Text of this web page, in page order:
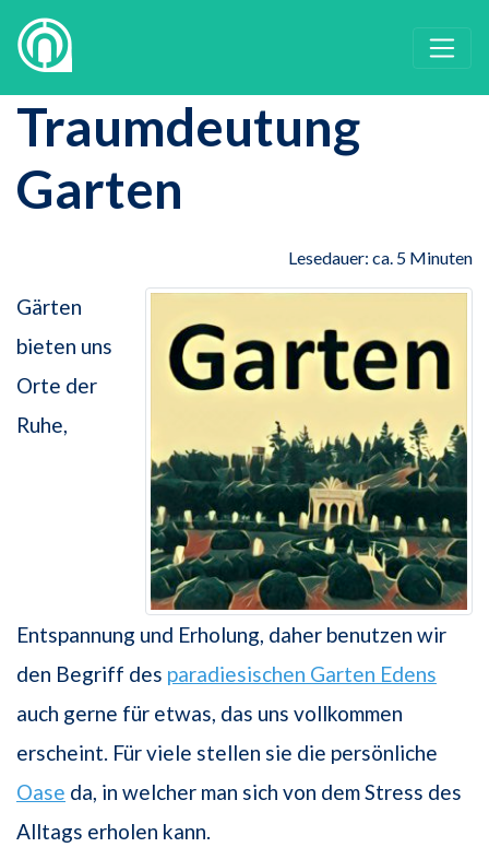
Traumdeutung
Garten
Lesedauer: ca. 5 Minuten
Gärten
bieten uns
Orte der
Ruhe,
Entspannung und Erholung, daher benutzen wir
den Begriff des paradiesischen Garten Edens
auch gerne für etwas, das uns vollkommen
erscheint. Für viele stellen sie die persönliche
Oase da, in welcher man sich von dem Stress des
Alltags erholen kann.